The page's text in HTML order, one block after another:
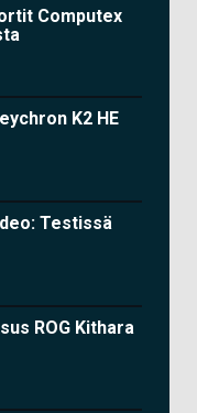
Computex
K2 HE
Testissä
ROG Kithara